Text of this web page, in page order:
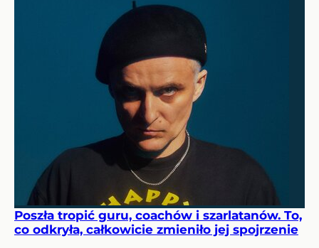
Poszła tropić guru, coachów i szarlatanów. To,
co odkryła, całkowicie zmieniło jej spojrzenie